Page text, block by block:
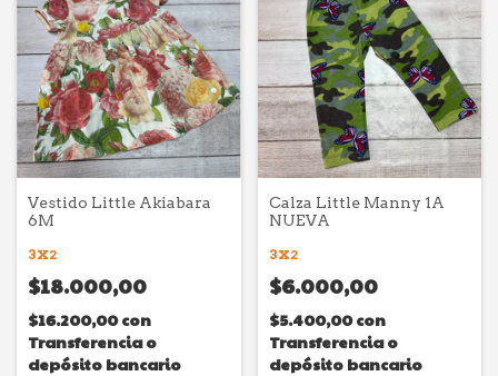
Vestido Little Akiabara
6M
3X2
$18.000,00
$16.200,00con
Transferencia o
depósito bancario
Calza Little Manny 1A
NUEVA
3X2
$6.000,00
$5.400,00con
Transferencia o
depósito bancario